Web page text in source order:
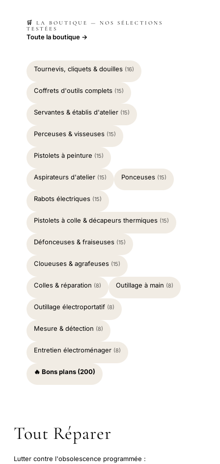
🛒 LA BOUTIQUE — NOS SÉLECTIONS
TESTÉES
Toute la boutique →
Tournevis, cliquets & douilles (16)
Coffrets d'outils complets (15)
Servantes & établis d'atelier (15)
Perceuses & visseuses (15)
Pistolets à peinture (15)
Aspirateurs d'atelier (15) Ponceuses (15)
Rabots électriques (15)
Pistolets à colle & décapeurs thermiques (15)
Défonceuses & fraiseuses (15)
Cloueuses & agrafeuses (15)
Colles & réparation (8) Outillage à main (8)
Outillage électroportatif (8)
Mesure & détection (8)
Entretien électroménager (8)
🔥 Bons plans (200)
Tout Réparer
Lutter contre l'obsolescence programmée :